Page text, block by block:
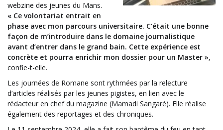
webzine des jeunes du Mans.
« Ce volontariat entrait en
phase avec mon parcours universitaire. C’était une bonne
façon de m’introduire dans le domaine journalistique
avant d’entrer dans le grand bain. Cette expérience est
concrète et pourra enrichir mon dossier pour un Master »,
confie-t-elle.
Les journées de Romane sont rythmées par la relecture
d’articles réalisés par les jeunes pigistes, en lien avec le
rédacteur en chef du magazine (Mamadi Sangaré). Elle réalise
également des reportages et des chroniques.